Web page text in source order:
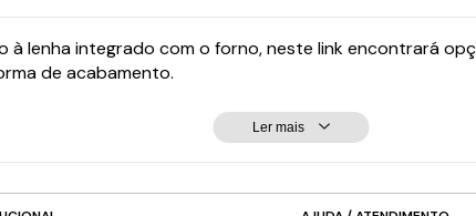
lenha integrado com o forno, neste link encontrará
de acabamento.
Ler mais